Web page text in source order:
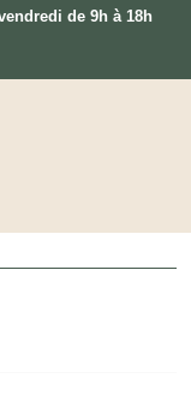
de 9h à 18h